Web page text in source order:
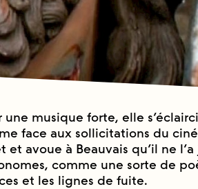
musique forte, elle
face aux sollicitations du
avoue à Beauvais qu’il ne l’a
comme une sorte de
et les lignes de fuite.